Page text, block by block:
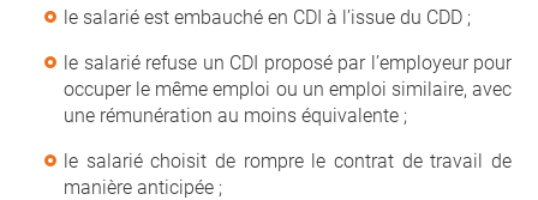
le salarié est embauché en CDI à l’issue du CDD ;
le salarié refuse un CDI proposé par l’employeur pour
occuper le même emploi ou un emploi similaire, avec
une rémunération au moins équivalente ;
le salarié choisit de rompre le contrat de travail de
manière anticipée ;